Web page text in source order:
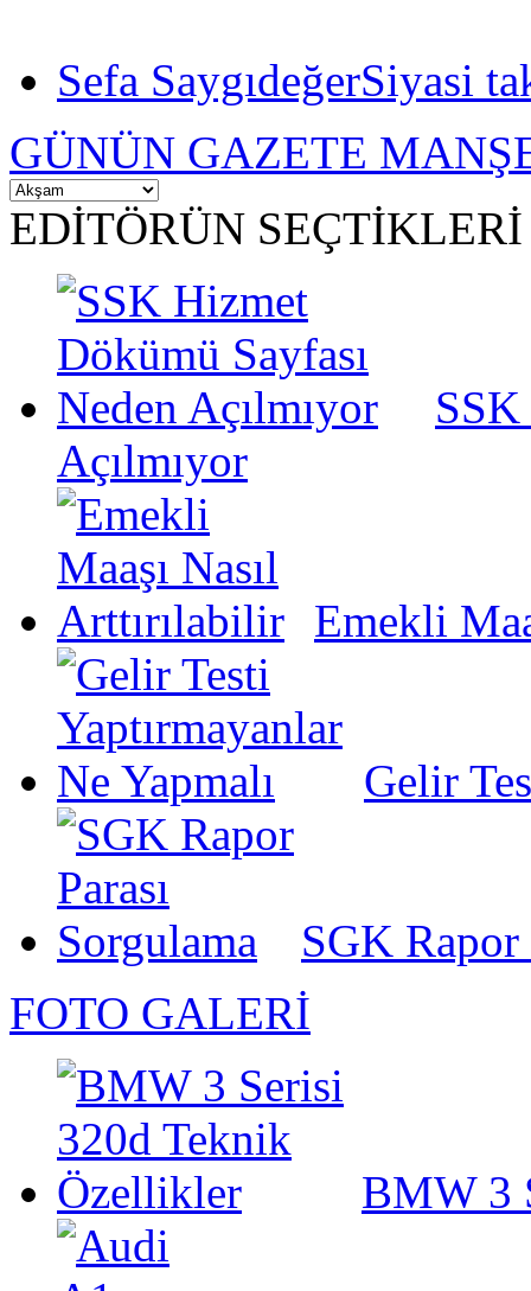
Sefa SaygıdeğerSiyasi
GÜNÜN GAZETE
EDİTÖRÜN SEÇTİKLERİ
Açılmıyor
Emekli
Gelir
SGK Rapor
FOTO GALERİ
BMW 3